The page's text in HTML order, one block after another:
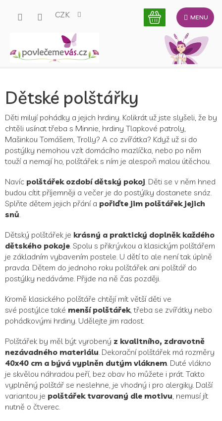
CZK
Dětské polštářky
Děti milují pohádky a jejich hrdiny. Kolikrát už jste slyšeli, že by
chtěli usínat třeba s Minnie, hrdiny Tlapkové patroly,
Mašinkou Tomášem, Trolly? A co zvířátka? Když už si do
postýlky nemohou vzít domácího mazlíčka, nebo po něm
touží a nemají ho, polštářek s ním je alespoň malou útěchou.
Navíc polštářek ozdobí dětský pokoj . Děti se v něm hned
budou cítit příjemněji a večer je do postýlky dostanete snáz.
Splňte dětem jejich přání a pořiďte jim polštářek jejich
snů
Dětský polštářek je krásný a praktický doplněk každého
dětského pokoje . Spolu s přikrývkou a klasickým polštářem
je základním vybavením postele. U dětí to ale není tak úplně
pravda. Dětem do jednoho roku polštářek ani polštář do
postýlky nedáváme. Přijde na ně čas později.
Kromě klasického polštáře chtějí mít větší děti ve
své postýlce také menší polštářek, třeba se zvířátky nebo
pohádkovými hrdiny. Udělejte jim radost.
Polštářek by měl být vyrobený z kvalitního, zdravotně
nezávadného materiálu . Dekorační polštářek má rozměry
40x40 cm a bývá vyplněn dutým vláknem . Duté vlákno
je skvělou náhradou peří, bez obav ho můžete i prát. Takto
vyplněný polštář se neslehne, je vhodný i pro alergiky. Další
variantou je polštářek tvarovaný dle motivu , nemusí jít
nutně o čtverec.